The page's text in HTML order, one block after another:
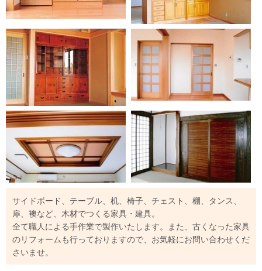
サイドボード、テーブル、机、椅子、チェスト、棚、タンス、
扉、襖など、木材でつくる家具・建具。
全て職人による手作業で製作いたします。また、古くなった家具
のリフォームも行っておりますので、お気軽にお問い合わせくだ
さいませ。